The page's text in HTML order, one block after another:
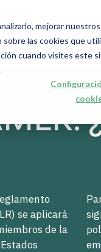
mejorar
las cookies que
cuando visites este
se aplicará
de la